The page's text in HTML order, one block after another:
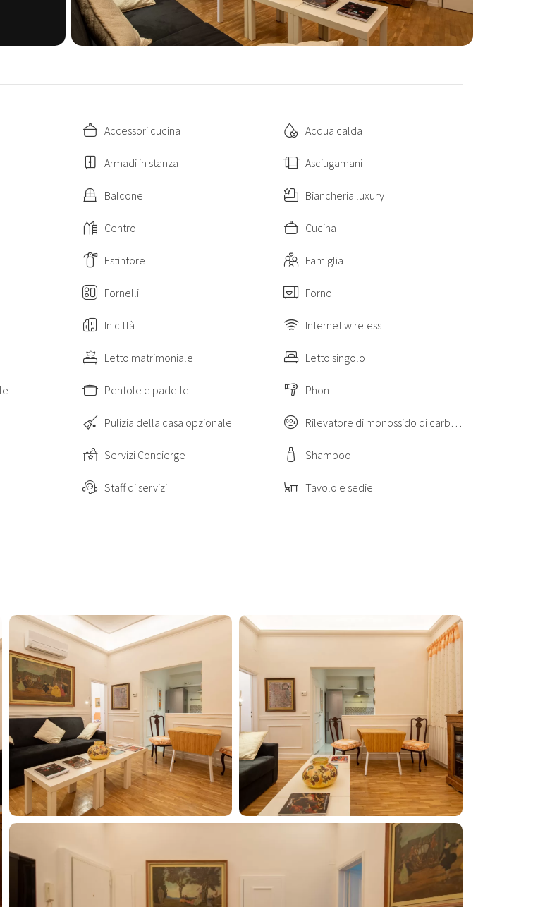
pizzerie e pub.
principali monumenti di Firenze
Galleria dell'Accademia: 500 mt
Duomo: 800 mt
Santa Maria Novella: 850 mt
Palazzo Vecchio: 1,2 km
Ponte Vecchio: 1,3 km
IT048017C2NMEMT3RR
Accessori cucina Acqua calda
Armadi in stanza Asciugamani
Balcone Biancheria luxury
Centro Cucina
Estintore Famiglia
Fornelli Forno
In città Internet wireless
Letto matrimoniale Letto singolo
Pentole e padelle Phon
Pulizia della casa opzionale Rilevatore di monossido di carbonio
Servizi Concierge Shampoo
Staff di servizi Tavolo e sedie